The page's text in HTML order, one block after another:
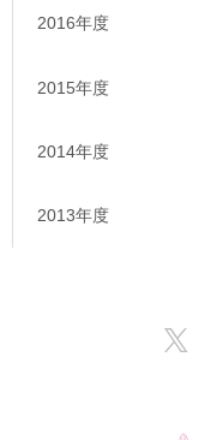
2016年度
2015年度
2014年度
2013年度